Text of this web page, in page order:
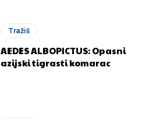
Tražiš
AEDES ALBOPICTUS: Opasni
azijski tigrasti komarac